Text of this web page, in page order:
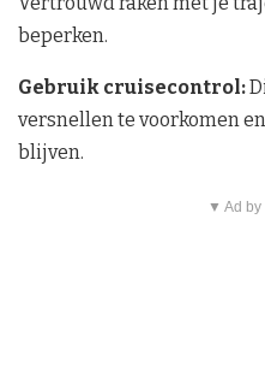
beperken.
Gebruik cruisecontrol:
versnellen te voorkomen
blijven.
▼ Ad by